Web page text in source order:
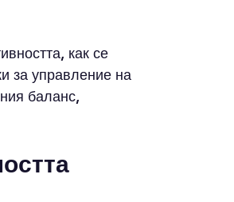
как се
за управление на
баланс,